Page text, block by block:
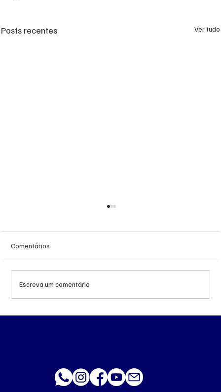
Posts recentes Ver tudo
Comentários
Escreva um comentário